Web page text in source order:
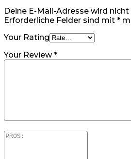
Deine E-Mail-Adresse wird
Erforderliche Felder sind mit *
Your Rating
Your Review*